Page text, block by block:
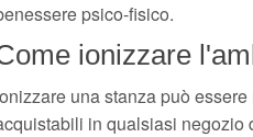
psico-fisico.
ionizzare
una stanza può
in qualsiasi negozio